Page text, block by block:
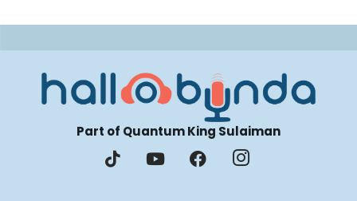
Part of Quantum King Sulaiman